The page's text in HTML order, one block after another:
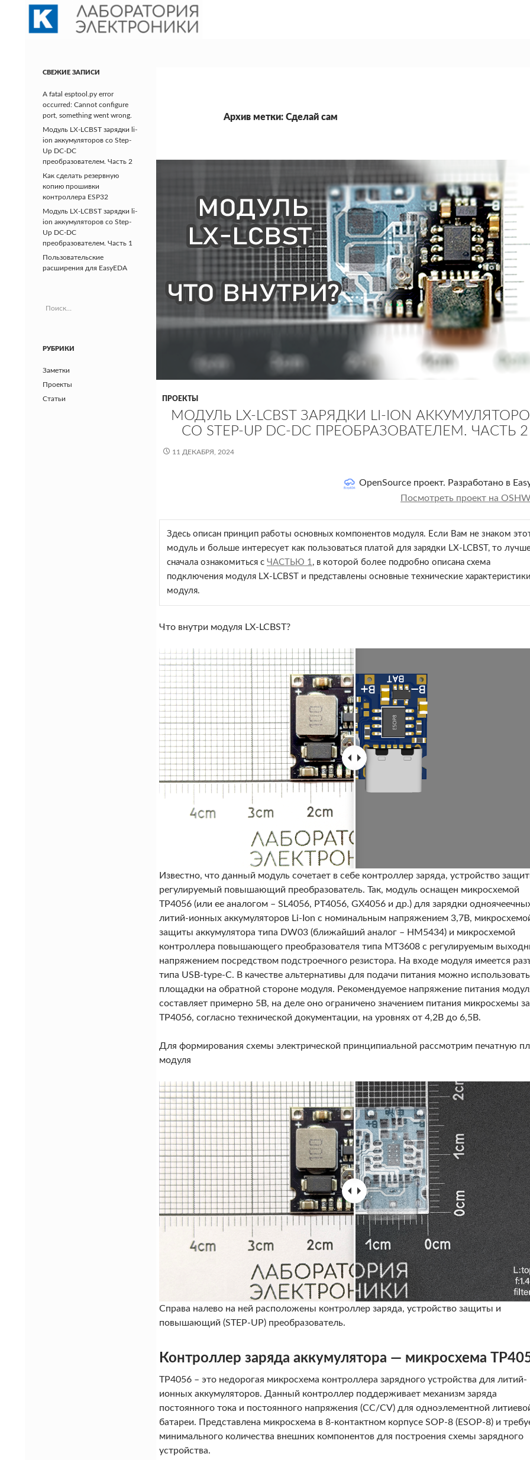
Архив метки: Сделай сам
ПРОЕКТЫ
МОДУЛЬ LX-LCBST ЗАРЯДКИ LI-ION
СО STEP-UP DC-DC ПРЕОБРАЗОВАТЕЛЕМ. ЧАСТЬ 2
11 ДЕКАБРЯ, 2024
OpenSource проект. Разработано в
Посмотреть проект на
Здесь описан принцип работы основных компонентов модуля. Если Вам не знаком
модуль и больше интересует как пользоваться платой для зарядки LX-LCBST, то
сначала ознакомиться с ЧАСТЬЮ 1 , в которой более подробно описана схема
подключения модуля LX-LCBST и представлены основные технические характеристики
модуля.
Что внутри модуля LX-LCBST?
Известно, что данный модуль сочетает в себе контроллер заряда, устройство
регулируемый повышающий преобразователь. Так, модуль оснащен микросхемой
TP4056 (или ее аналогом – SL4056, PT4056, GX4056 и др.) для зарядки
литий-ионных аккумуляторов Li-Ion с номинальным напряжением 3,7В,
защиты аккумулятора типа DW03 (ближайший аналог – HM5434) и микросхемой
контроллера повышающего преобразователя типа MT3608 с регулируемым
напряжением посредством подстроечного резистора. На входе модуля имеется
типа USB-type-C. В качестве альтернативы для подачи питания можно использовать
площадки на обратной стороне модуля. Рекомендуемое напряжение питания
составляет примерно 5В, на деле оно ограничено значением питания микросхемы
TP4056, согласно технической документации, на уровнях от 4,2В до 6,5В.
Для формирования схемы электрической принципиальной рассмотрим печатную
модуля
Справа налево на ней расположены контроллер заряда, устройство защиты и
повышающий (STEP-UP) преобразователь.
Контроллер заряда аккумулятора — микросхема
TP4056 – это недорогая микросхема контроллера зарядного устройства для литий-
ионных аккумуляторов. Данный контроллер поддерживает механизм заряда
постоянного тока и постоянного напряжения (CC/CV) для одноэлементной
батареи. Представлена микросхема в 8-контактном корпусе SOP-8 (ESOP-8) и
минимального количества внешних компонентов для построения схемы зарядного
устройства.
Разработка электронных
дизайн. Технические обзоры
электроники.
СВЕЖИЕ ЗАПИСИ
A fatal esptool.py error
occurred: Cannot configure
port, something went wrong.
Модуль LX-LCBST зарядки li-
ion аккумуляторов со Step-
Up DC-DC
преобразователем. Часть 2
Как сделать резервную
копию прошивки
контроллера ESP32
Модуль LX-LCBST зарядки li-
ion аккумуляторов со Step-
Up DC-DC
преобразователем. Часть 1
Пользовательские
расширения для EasyEDA
Найти:
РУБРИКИ
Заметки
Проекты
Статьи